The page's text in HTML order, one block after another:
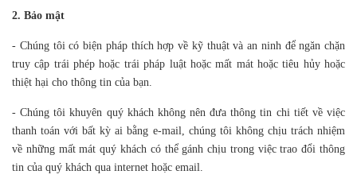
2. Bảo mật
- Chúng tôi có biện pháp thích hợp về kỹ thuật và an ninh để ngăn chặn
truy cập trái phép hoặc trái pháp luật hoặc mất mát hoặc tiêu hủy hoặc
thiệt hại cho thông tin của bạn.
- Chúng tôi khuyên quý khách không nên đưa thông tin chi tiết về việc
thanh toán với bất kỳ ai bằng e-mail, chúng tôi không chịu trách nhiệm
về những mất mát quý khách có thể gánh chịu trong việc trao đổi thông
tin của quý khách qua internet hoặc email.